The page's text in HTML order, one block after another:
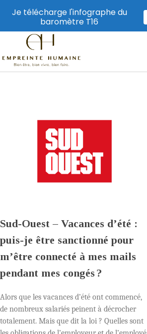
Sud-Ouest – Vacances d’été :
puis-je être sanctionné pour
m’être connecté à mes mails
pendant mes congés ?
Alors que les vacances d’été ont commencé,
de nombreux salariés peinent à décrocher
totalement. Mais que dit la loi ? Quelles sont
Je télécharge l'infographe du
baromètre T16